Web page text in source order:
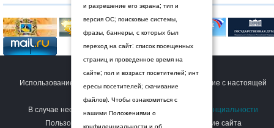
© 2026 Дума Ставропольского края.
Использование сайта Пользователем означает согласие с настоящей
Политикой конфиденциальности
В случае несогласия с условиями
Политики конфиденциальности
Пользователь должен прекратить использование сайта
и разрешение его экрана; тип и
версия ОС; поисковые системы,
фразы, баннеры, с которых был
переход на сайт: список посещенных
страниц и проведенное время на
сайте; пол и возраст посетителей; инт
ересы посетителей; скачивание
файлов). Чтобы ознакомиться с
нашими Положениями о
конфиденциальности и об